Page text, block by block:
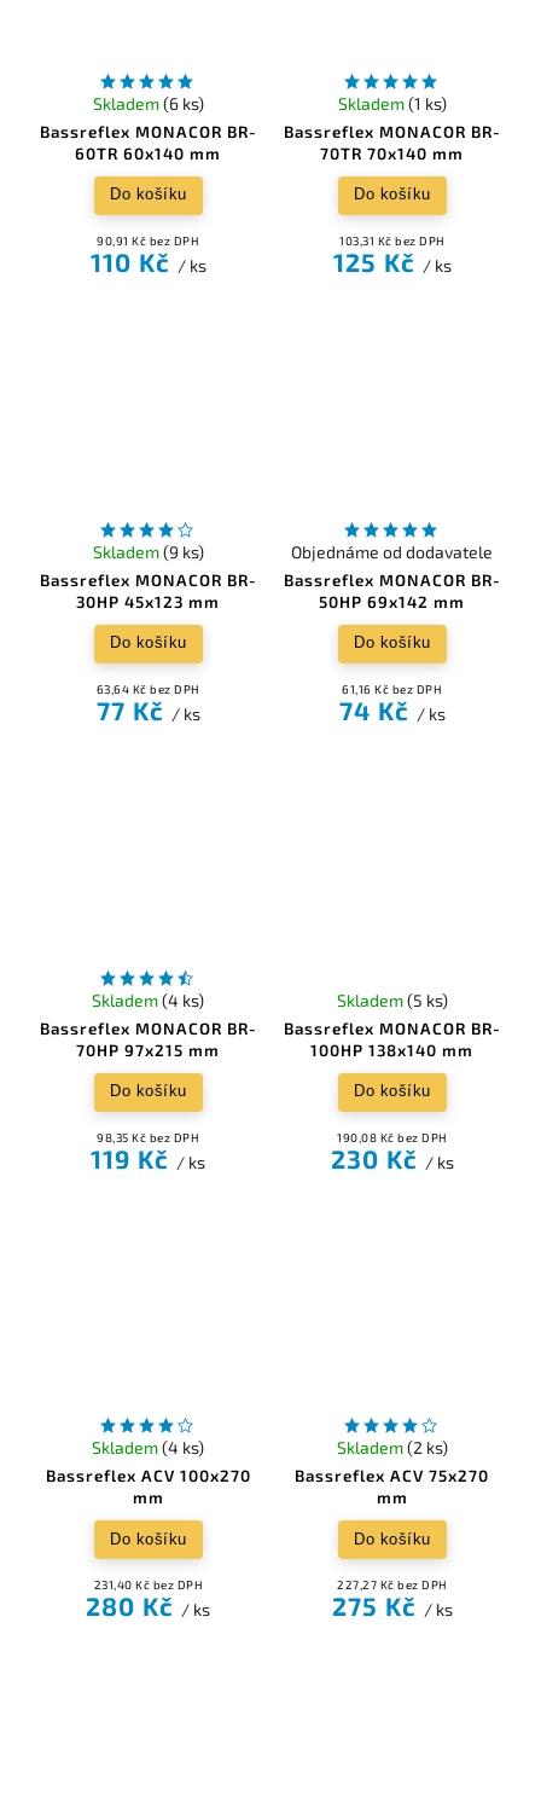
Bassreflex MONACOR BR-
60TR 60x140 mm
Skladem(6 ks)
90,91 Kč bez DPH
110 Kč / ks
Do košíku
Bassreflex MONACOR BR-
70TR 70x140 mm
Skladem(1 ks)
103,31 Kč bez DPH
125 Kč / ks
Do košíku
Bassreflex MONACOR BR-
30HP 45x123 mm
Skladem(9 ks)
63,64 Kč bez DPH
77 Kč / ks
Do košíku
Bassreflex MONACOR BR-
50HP 69x142 mm
Objednáme od dodavatele
61,16 Kč bez DPH
74 Kč / ks
Do košíku
Bassreflex MONACOR BR-
70HP 97x215 mm
Skladem(4 ks)
98,35 Kč bez DPH
119 Kč / ks
Do košíku
Bassreflex MONACOR BR-
100HP 138x140 mm
Skladem(5 ks)
190,08 Kč bez DPH
230 Kč / ks
Do košíku
Bassreflex ACV 100x270
mm
Skladem(4 ks)
231,40 Kč bez DPH
280 Kč / ks
Do košíku
Bassreflex ACV 75x270
mm
Skladem(2 ks)
227,27 Kč bez DPH
275 Kč / ks
Do košíku